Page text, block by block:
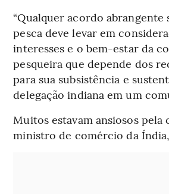
“Qualquer acordo abrangente
pesca deve levar em
interesses e o bem-estar da
pesqueira que depende dos
para sua subsistência e
delegação indiana em um
Muitos estavam ansiosos pela
ministro de comércio da